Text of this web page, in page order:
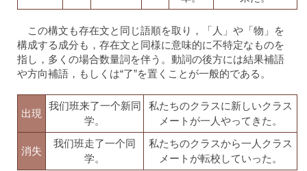
この構文も存在文と同じ語順を取り，「人」や「物」を
構成する成分も，存在文と同様に意味的に不特定なものを
指し，多くの場合数量詞を伴う。動詞の後方には結果補語
や方向補語，もしくは“了”を置くことが一般的である。
出現
我们班来了一个新同
学。
私たちのクラスに新しいクラス
メートが一人やってきた。
消失
我们班走了一个同
学。
私たちのクラスから一人クラス
メートが転校していった。